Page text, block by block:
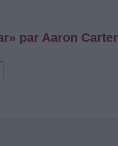
par Aaron Carter